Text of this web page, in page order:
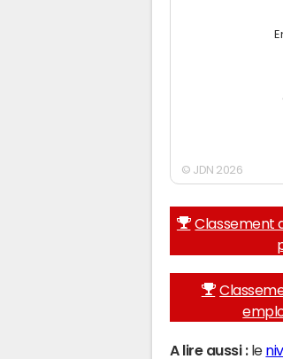
© JDN 2026
Classement
A lire aussi :le